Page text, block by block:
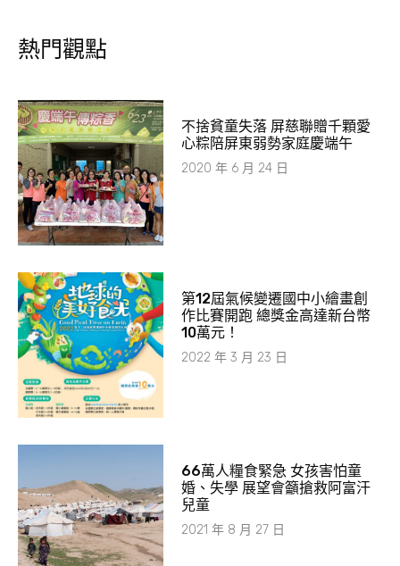
熱門觀點
不捨貧童失落 屏慈聯贈千顆愛
心粽陪屏東弱勢家庭慶端午
2020 年 6 月 24 日
第12屆氣候變遷國中小繪畫創
作比賽開跑 總獎金高達新台幣
10萬元！
2022 年 3 月 23 日
66萬人糧食緊急 女孩害怕童
婚、失學 展望會籲搶救阿富汗
兒童
2021 年 8 月 27 日